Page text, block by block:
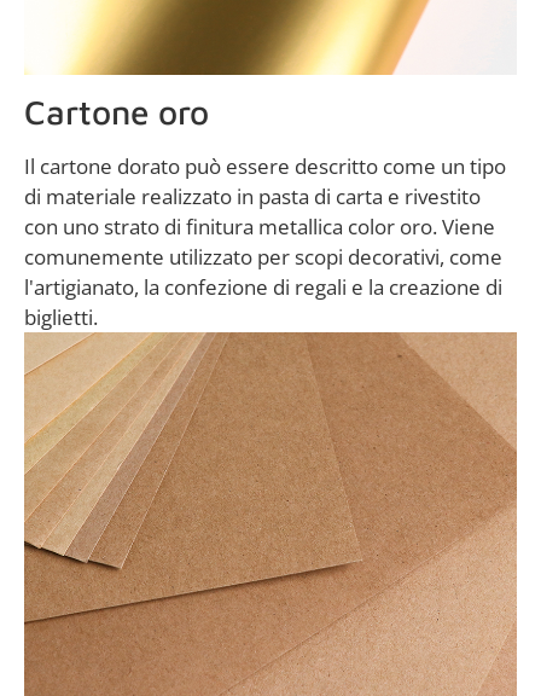
Cartone oro
Il cartone dorato può essere descritto come un tipo
di materiale realizzato in pasta di carta e rivestito
con uno strato di finitura metallica color oro. Viene
comunemente utilizzato per scopi decorativi, come
l'artigianato, la confezione di regali e la creazione di
biglietti.